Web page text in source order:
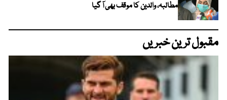
مطالبہ، والدین کا موقف بھی آ گیا
مقبول ترین خبریں